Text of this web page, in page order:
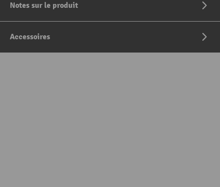
Notes sur le produit
Accessoires